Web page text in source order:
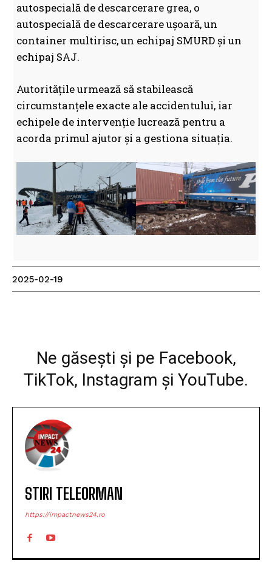
autospecială de descarcerare grea, o
autospecială de descarcerare ușoară, un
container multirisc, un echipaj SMURD și un
echipaj SAJ.
Autoritățile urmează să stabilească
circumstanțele exacte ale accidentului, iar
echipele de intervenție lucrează pentru a
acorda primul ajutor și a gestiona situația.
2025-02-19
Ne găsești și pe Facebook,
TikTok, Instagram și YouTube.
STIRI TELEORMAN
https://impactnews24.ro